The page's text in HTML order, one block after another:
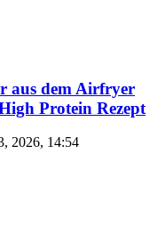
aus dem Airfryer
Protein Rezept
2026, 14:54